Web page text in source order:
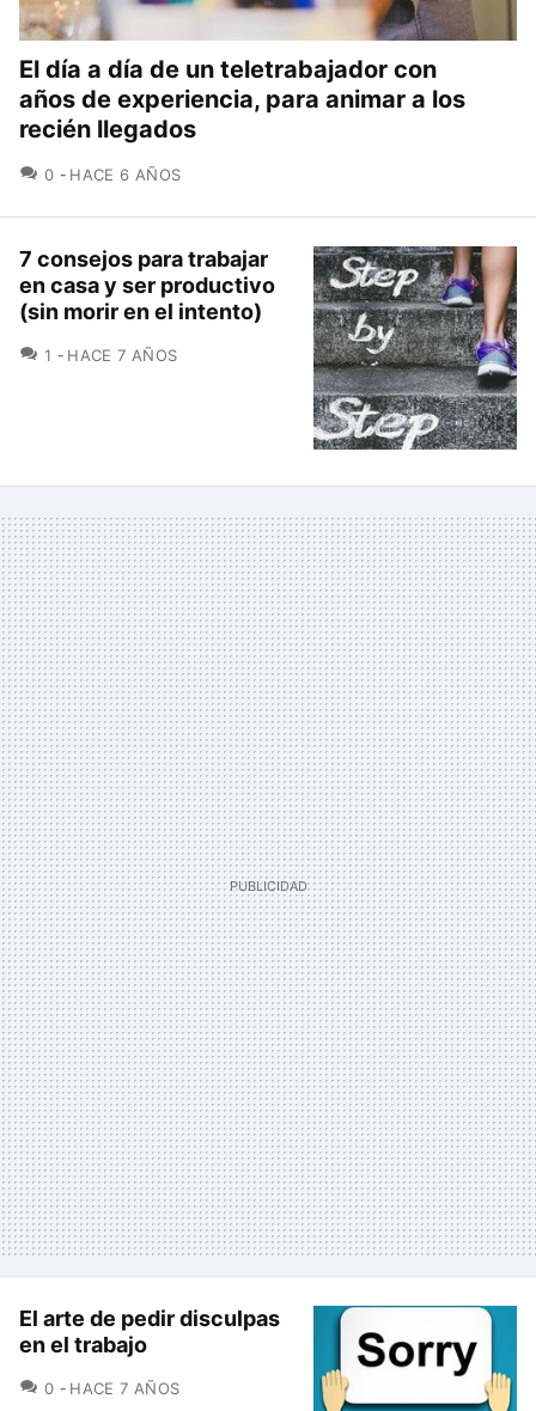
El día a día de un teletrabajador con
años de experiencia, para animar a los
recién llegados
0 COMENTARIOS
HACE 6 AÑOS
7 consejos para trabajar
en casa y ser productivo
(sin morir en el intento)
1 COMENTARIOS
HACE 7 AÑOS
El arte de pedir disculpas
en el trabajo
0 COMENTARIOS
HACE 7 AÑOS